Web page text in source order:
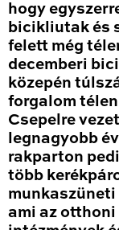
hogy
bicikliutak és
felett még
decemberi
közepén
forgalom
Csepelre
legnagyobb
rakparton
több
ami az